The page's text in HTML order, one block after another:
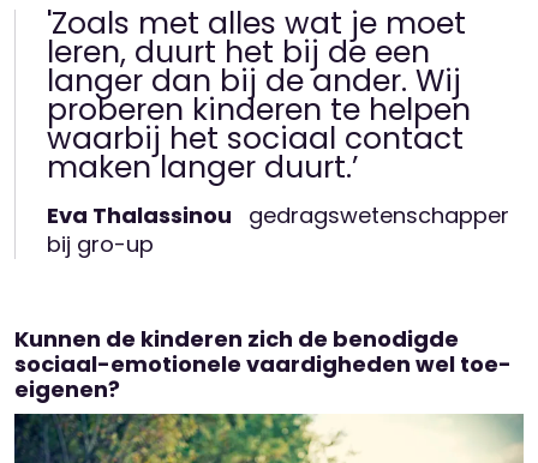
'Zoals met alles wat je moet
leren, duurt het bij de een
langer dan bij de ander. Wij
proberen kinderen te helpen
waarbij het sociaal contact
maken langer duurt.’
Eva Thalassinou
gedragswetenschapper
bij gro-up
Kunnen de kinderen zich de benodigde
sociaal-emotionele vaardigheden wel toe-
eigenen?